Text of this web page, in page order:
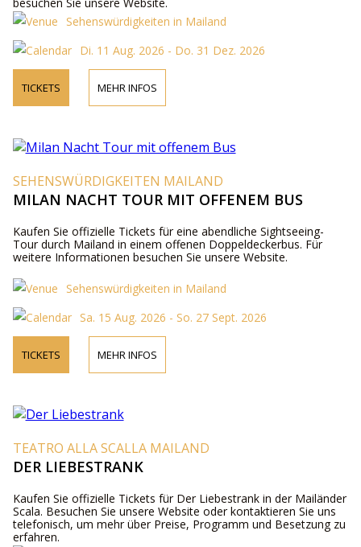
Sehenswürdigkeiten in Mailand
Di. 11 Aug. 2026 - Do. 31 Dez. 2026
TICKETS MEHR INFOS
SEHENSWÜRDIGKEITEN MAILAND
MILAN NACHT TOUR MIT OFFENEM BUS
Kaufen Sie offizielle Tickets für eine abendliche Sightseeing-
Tour durch Mailand in einem offenen Doppeldeckerbus. Für
weitere Informationen besuchen Sie unsere Website.
Sehenswürdigkeiten in Mailand
Sa. 15 Aug. 2026 - So. 27 Sept. 2026
TICKETS MEHR INFOS
TEATRO ALLA SCALLA MAILAND
DER LIEBESTRANK
Kaufen Sie offizielle Tickets für Der Liebestrank in der Mailänder
Scala. Besuchen Sie unsere Website oder kontaktieren Sie uns
telefonisch, um mehr über Preise, Programm und Besetzung zu
erfahren.